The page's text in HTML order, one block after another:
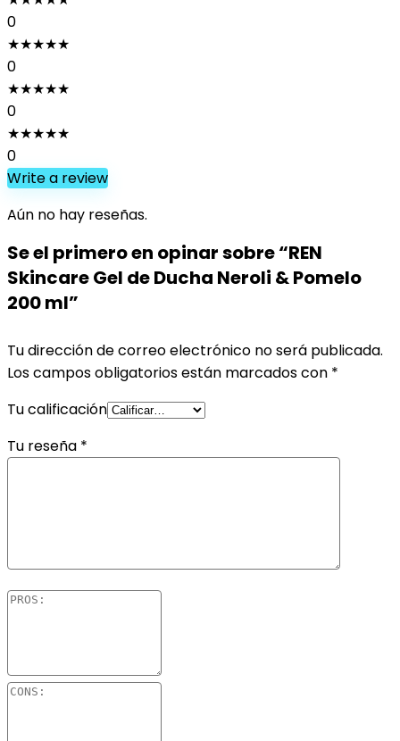
0
★★★★★
0
★★★★★
0
★★★★★
0
Write a review
Aún no hay reseñas.
Se el primero en opinar sobre “REN
Skincare Gel de Ducha Neroli & Pomelo
200 ml”
Tu dirección de correo electrónico no será publicada.
Los campos obligatorios están marcados con *
Tu calificación
Tu reseña *